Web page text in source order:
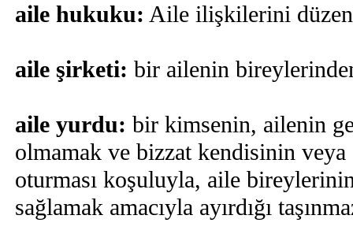
aile hukuku: Aile ilişkilerini
aile şirketi: bir ailenin
aile yurdu: bir kimsenin, ailenin
olmamak ve bizzat kendisinin
oturması koşuluyla, aile
sağlamak amacıyla ayırdığı